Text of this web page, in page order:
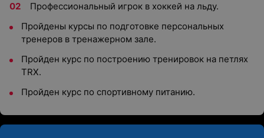
Профессиональный игрок в хоккей на льду.
Пройдены курсы по подготовке персональных
тренеров в тренажерном зале.
Пройден курс по построению тренировок на петлях
TRX.
Пройден курс по спортивному питанию.